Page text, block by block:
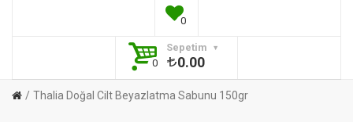
0
Sepetim
0
0.00
Thalia Doğal Cilt Beyazlatma Sabunu 150gr